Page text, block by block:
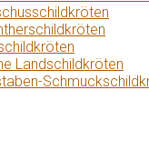
Landschildkröten